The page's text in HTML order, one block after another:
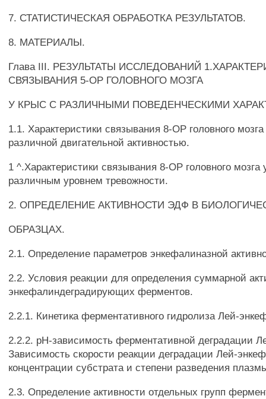
7. СТАТИСТИЧЕСКАЯ ОБРАБОТКА РЕЗУЛЬТАТОВ.
8. МАТЕРИАЛЫ.
Глава III. РЕЗУЛЬТАТЫ ИССЛЕДОВАНИЙ
СВЯЗЫВАНИЯ 5-ОР ГОЛОВНОГО МОЗГА
У КРЫС С РАЗЛИЧНЫМИ ПОВЕДЕНЧЕСКИМИ
1.1. Характеристики связывания 8-ОР головного
различной двигательной активностью.
1 ^.Характеристики связывания 8-ОР головного мозга
различным уровнем тревожности.
2. ОПРЕДЕЛЕНИЕ АКТИВНОСТИ ЭДФ В
ОБРАЗЦАХ.
2.1. Определение параметров энкефалиназной
2.2. Условия реакции для определения суммарной
энкефалиндеградирующих ферментов.
2.2.1. Кинетика ферментативного гидролиза Лей-
2.2.2. рН-зависимость ферментативной деградации
Зависимость скорости реакции деградации Лей-
концентрации субстрата и степени разведения
2.3. Определение активности отдельных групп